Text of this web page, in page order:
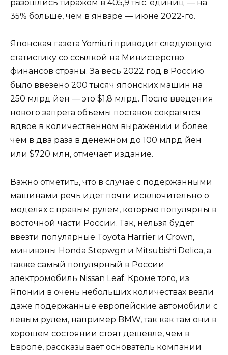
разошлись тиражом в 405,9 тыс. единиц — на
35% больше, чем в январе — июне 2022-го.
Японская газета Yomiuri приводит следующую
статистику со ссылкой на Министерство
финансов страны. За весь 2022 год в Россию
было ввезено 200 тысяч японских машин на
250 млрд йен — это $1,8 млрд. После введения
нового запрета объемы поставок сократятся
вдвое в количественном выражении и более
чем в два раза в денежном до 100 млрд йен
или $720 млн, отмечает издание.
Важно отметить, что в случае с подержанными
машинами речь идет почти исключительно о
моделях с правым рулем, которые популярны в
восточной части России. Так, нельзя будет
ввезти популярные Toyota Harrier и Crown,
минивэны Honda Stepwgn и Mitsubishi Delica, а
также самый популярный в России
электромобиль Nissan Leaf. Кроме того, из
Японии в очень небольших количествах везли
даже подержанные европейские автомобили с
левым рулем, например BMW, так как там они в
хорошем состоянии стоят дешевле, чем в
Европе, рассказывает основатель компании